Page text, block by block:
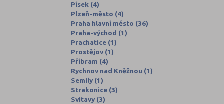
Písek (4)
Plzeň-město (4)
Praha hlavní město (36)
Praha-východ (1)
Prachatice (1)
Prostějov (1)
Příbram (4)
Rychnov nad Kněžnou (1)
Semily (1)
Strakonice (3)
Svitavy (3)